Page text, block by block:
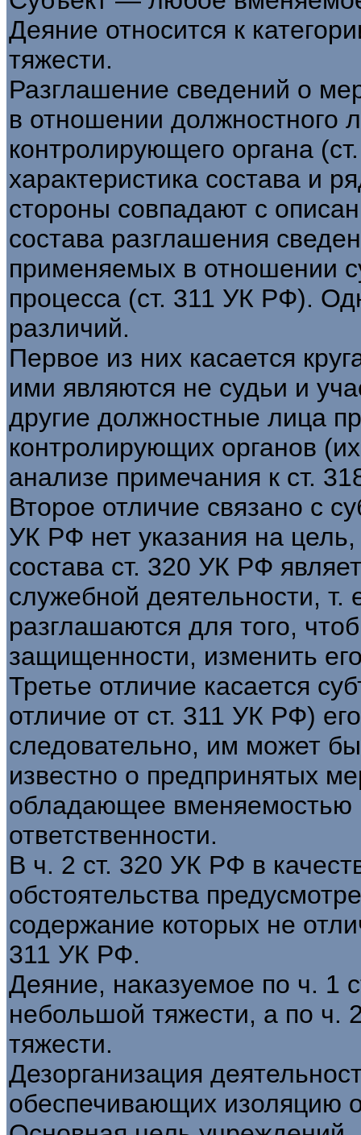
Деяние относится к
тяжести.
Разглашение сведений о
в отношении должностного
контролирующего органа
характеристика состава и
стороны совпадают с
состава разглашения
применяемых в отношении
процесса (ст. 311 УК РФ).
различий.
Первое из них касается
ими являются не судьи и
другие должностные лица
контролирующих органов
анализе примечания к ст.
Второе отличие связано с
УК РФ нет указания на
состава ст. 320 УК РФ
служебной деятельности, т.
разглашаются для того,
защищенности, изменить
Третье отличие касается
отличие от ст. 311 УК РФ)
следовательно, им может
известно о предпринятых
обладающее вменяемостью
ответственности.
В ч. 2 ст. 320 УК РФ в
обстоятельства
содержание которых не
311 УК РФ.
Деяние, наказуемое по ч. 1
небольшой тяжести, а по ч.
тяжести.
Дезорганизация
обеспечивающих изоляцию